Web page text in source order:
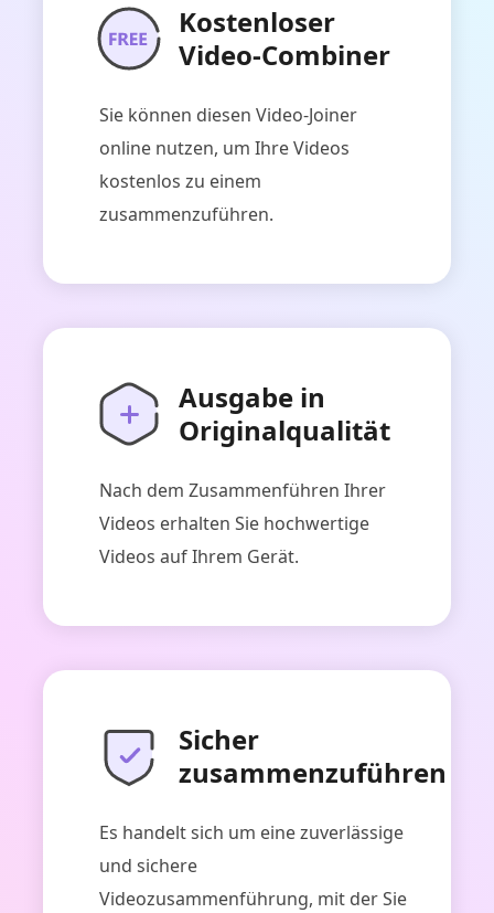
Kostenloser
Video-Combiner
Sie können diesen Video-Joiner
online nutzen, um Ihre Videos
kostenlos zu einem
zusammenzuführen.
Ausgabe in
Originalqualität
Nach dem Zusammenführen Ihrer
Videos erhalten Sie hochwertige
Videos auf Ihrem Gerät.
Sicher
zusammenzuführen
Es handelt sich um eine zuverlässige
und sichere
Videozusammenführung, mit der Sie